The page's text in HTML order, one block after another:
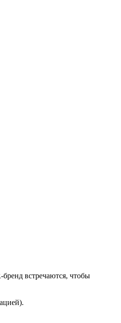
встречаются, чтобы